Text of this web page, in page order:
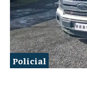
Policial